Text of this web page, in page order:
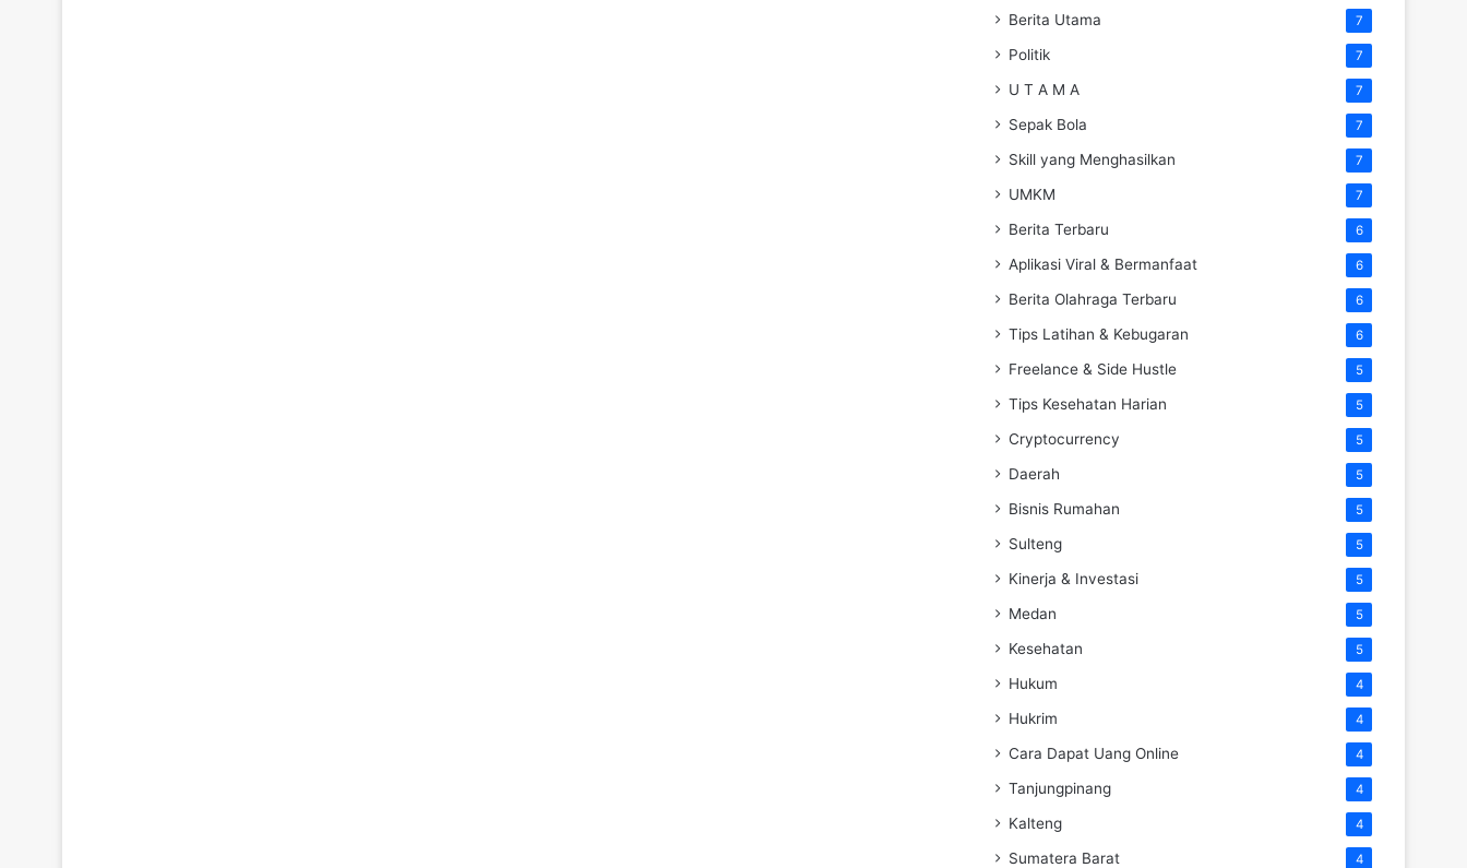
Berita Utama 7
Politik 7
U T A M A 7
Sepak Bola 7
Skill yang Menghasilkan 7
UMKM 7
Berita Terbaru 6
Aplikasi Viral & Bermanfaat 6
Berita Olahraga Terbaru 6
Tips Latihan & Kebugaran 6
Freelance & Side Hustle 5
Tips Kesehatan Harian 5
Cryptocurrency 5
Daerah 5
Bisnis Rumahan 5
Sulteng 5
Kinerja & Investasi 5
Medan 5
Kesehatan 5
Hukum 4
Hukrim 4
Cara Dapat Uang Online 4
Tanjungpinang 4
Kalteng 4
Sumatera Barat 4